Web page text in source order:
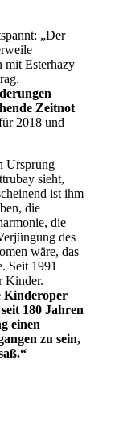
„Der
mit Esterhazy
Zeitnot
2018 und
Ursprung
sieht,
ist ihm
die
die
des
wäre, das
Seit 1991
Kinder.
Kinderoper
180 Jahren
einen
zu sein,